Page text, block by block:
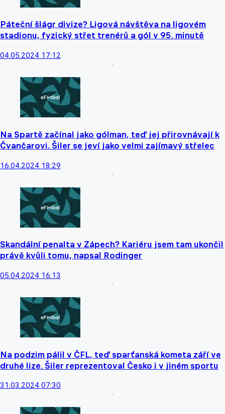
Páteční šlágr divize? Ligová návštěva na ligovém
stadionu, fyzický střet trenérů a gól v 95. minutě
04.05.2024 17:12
Na Spartě začínal jako gólman, teď jej přirovnávají k
Čvančarovi. Šiler se jeví jako velmi zajímavý střelec
16.04.2024 18:29
Skandální penalta v Zápech? Kariéru jsem tam ukončil
právě kvůli tomu, napsal Rodinger
05.04.2024 16:13
Na podzim pálil v ČFL, teď sparťanská kometa září ve
druhé lize. Šiler reprezentoval Česko i v jiném sportu
31.03.2024 07:30